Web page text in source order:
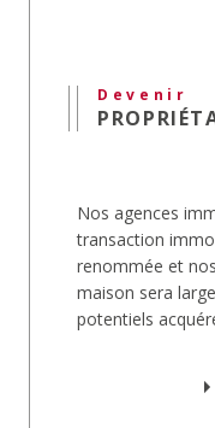
Notre équipe
que vous
Le servicegestion
de votre bien.
Depuis
recherche et la
la rédaction et la
Devenir
Nos agences
transaction
renommée et
maison sera
potentiels